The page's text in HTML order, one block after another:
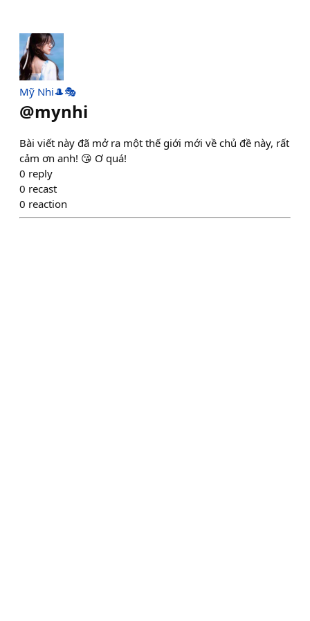
Mỹ Nhi🎩🎭
@mynhi
Bài viết này đã mở ra một thế giới mới về chủ đề này, rất
cảm ơn anh! 😘 Ơ quá!
0 reply
0 recast
0 reaction